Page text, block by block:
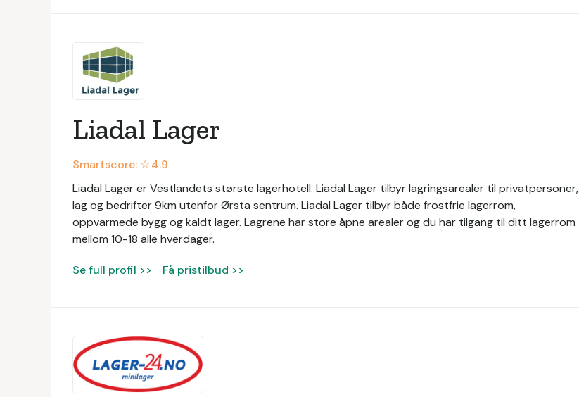
Liadal Lager
Smartscore: ☆4.9
Liadal Lager er Vestlandets største lagerhotell. Liadal Lager tilbyr lagringsarealer til privatpersoner,
lag og bedrifter 9km utenfor Ørsta sentrum. Liadal Lager tilbyr både frostfrie lagerrom,
oppvarmede bygg og kaldt lager. Lagrene har store åpne arealer og du har tilgang til ditt lagerrom
mellom 10-18 alle hverdager.
Se full profil >> Få pristilbud >>